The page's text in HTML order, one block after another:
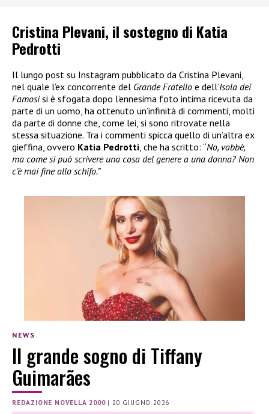
Cristina Plevani, il sostegno di Katia
Pedrotti
Il lungo post su Instagram pubblicato da Cristina Plevani,
nel quale l’ex concorrente del Grande Fratello e dell’Isola dei
Famosisi è sfogata dopo l’ennesima foto intima ricevuta da
parte di un uomo, ha ottenuto un’infinità di commenti, molti
da parte di donne che, come lei, si sono ritrovate nella
stessa situazione. Tra i commenti spicca quello di un’altra ex
gieffina, ovvero Katia Pedrotti, che ha scritto: “No, vabbè,
ma come si può scrivere una cosa del genere a una donna? Non
c’è mai fine allo schifo.”
NEWS
Il grande sogno di Tiffany
Guimarães
REDAZIONE NOVELLA 2000|20 GIUGNO 2026